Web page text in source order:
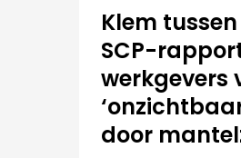
Klem
SCP-
werkgevers
door